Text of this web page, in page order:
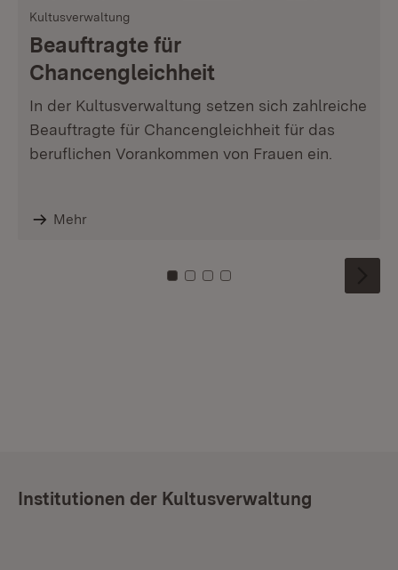
Kultusverwaltung
Beauftragte für
Chancengleichheit
In der Kultusverwaltung setzen sich zahlreiche
Beauftragte für Chancengleichheit für das
beruflichen Vorankommen von Frauen ein.
Mehr
Zu Kachel: 0
Zu Kachel: 1
Zu Kachel: 2
Zu Kachel: 3
Institutionen der Kultusverwaltung